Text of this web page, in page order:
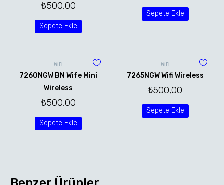
₺500,00
Sepete Ekle
Sepete Ekle
WİFİ
7260NGW BN Wife Mini
Wireless
₺500,00
Sepete Ekle
WİFİ
7265NGW Wifi Wireless
₺500,00
Sepete Ekle